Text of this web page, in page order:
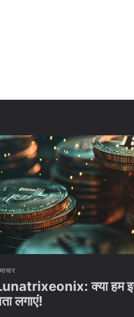
क्या हम
लगाएं!